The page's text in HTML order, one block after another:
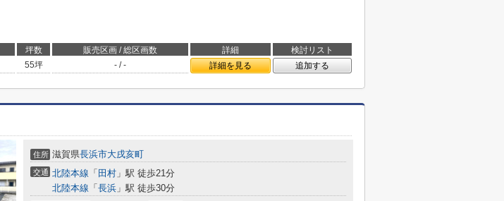
坪数 販売区画 / 総区画数 詳細
検討リスト
55坪 - / - 詳細を見る 追加する
住所 滋賀県長浜市大戌亥町
交通 北陸本線 「 田村 」駅 徒歩21分
北陸本線 「 長浜 」駅 徒歩30分